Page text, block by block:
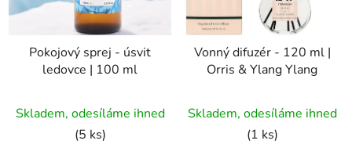
Pokojový sprej - úsvit
ledovce | 100 ml
Skladem, odesíláme ihned
(5 ks)
Vonný difuzér - 120 ml |
Orris & Ylang Ylang
Skladem, odesíláme ihned
(1 ks)